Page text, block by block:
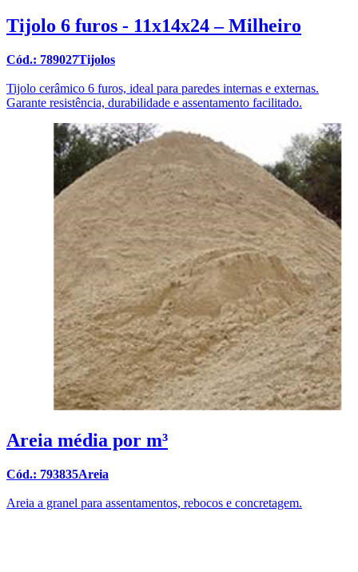
Tijolo 6 furos - 11x14x24 – Milheiro
Cód.: 789027Tijolos
Tijolo cerâmico 6 furos, ideal para paredes internas e externas.
Garante resistência, durabilidade e assentamento facilitado.
Areia média por m³
Cód.: 793835Areia
Areia a granel para assentamentos, rebocos e concretagem.